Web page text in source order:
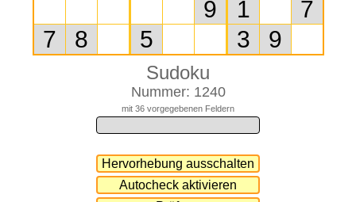
Sudoku
Nummer: 1240
mit 36 vorgegebenen Feldern